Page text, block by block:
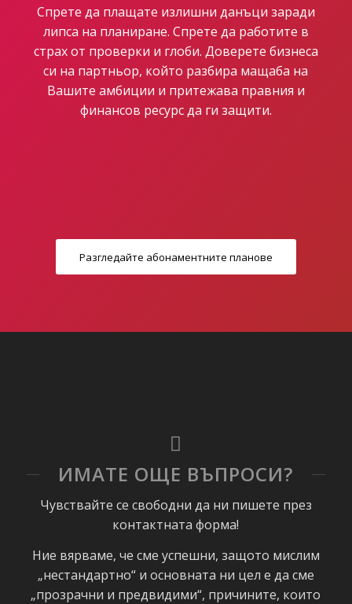
Спрете да плащате излишни данъци заради
липса на планиране. Спрете да работите в
страх от проверки и глоби. Доверете бизнеса
си на партньор, който разбира мащаба на
Вашите амбиции и притежава правния и
финансов ресурс да ги защити.
Разгледайте абонаментните планове
ИМАТЕ ОЩЕ ВЪПРОСИ?
Чувствайте се свободни да ни пишете през
контактната форма!
Ние вярваме, че сме успешни, защото мислим
„нестандартно“ и основната ни цел е да сме
„прозрачни и предвидими“, причините, които